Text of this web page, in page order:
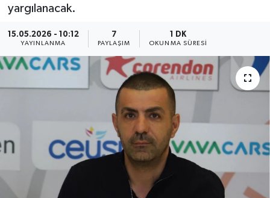
yargılanacak.
15.05.2026 - 10:12
YAYINLANMA
7
PAYLAŞIM
1 DK
OKUNMA SÜRESI
Kültür & Sanat
Sağlık & Yaşam
Siyaset